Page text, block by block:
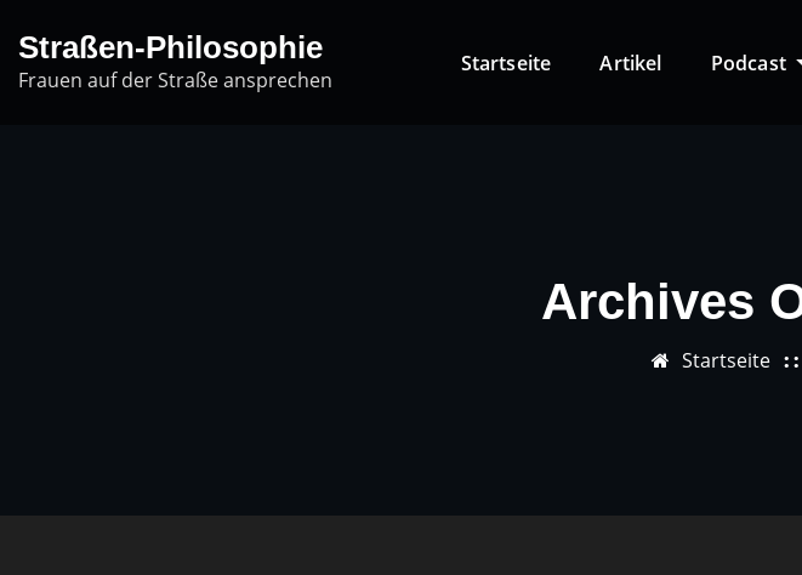
content
Straßen-Philosophie
Frauen auf der Straße ansprechen
Startseite Artikel Podcast
Archives
Startseite